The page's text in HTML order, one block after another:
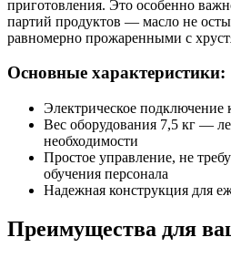
приготовления. Это особенно
партий продуктов — масло не
равномерно прожаренными с
Основные характеристики:
Электрическое подключение
Вес оборудования 7,5 кг —
необходимости
Простое управление, не
обучения персонала
Надежная конструкция для
Преимущества для